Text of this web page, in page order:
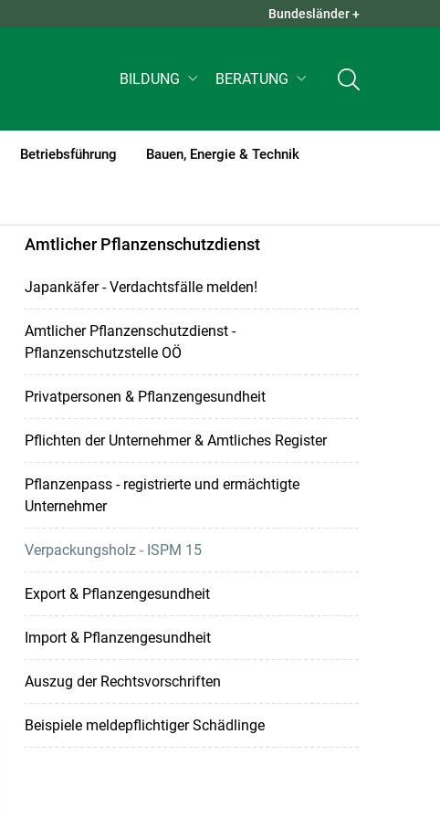
QUICK LINKS +
Bundesländer +
BILDUNG BERATUNG
Betriebsführung Bauen, Energie & Technik
Amtlicher Pflanzenschutzdienst
Japankäfer - Verdachtsfälle melden!
Amtlicher Pflanzenschutzdienst -
Pflanzenschutzstelle OÖ
Privatpersonen & Pflanzengesundheit
Pflichten der Unternehmer & Amtliches Register
Pflanzenpass - registrierte und ermächtigte
Unternehmer
Verpackungsholz - ISPM 15
Export & Pflanzengesundheit
Import & Pflanzengesundheit
Auszug der Rechtsvorschriften
Beispiele meldepflichtiger Schädlinge